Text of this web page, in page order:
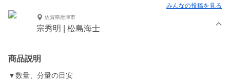
みんなの投稿を見る
佐賀県唐津市
宗秀明 | 松島海士
商品説明
▼数量、分量の目安